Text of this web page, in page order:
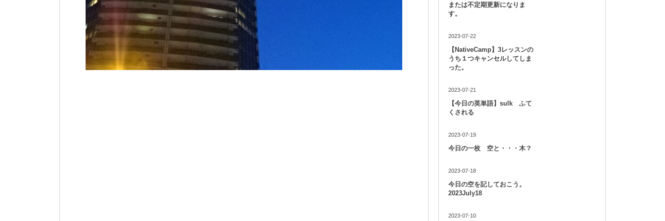
または不定期更新になりま
す。
2023-07-22
【NativeCamp】3レッスンの
うち１つキャンセルしてしま
った。
2023-07-21
【今日の英単語】sulk ふて
くされる
2023-07-19
今日の一枚 空と・・・木？
2023-07-18
今日の空を記しておこう。
2023July18
2023-07-10